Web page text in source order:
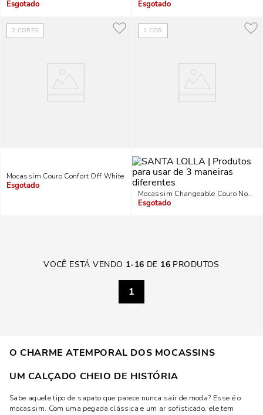
Indisponível Indisponível
2 CORES
Mocassim Couro Confort Off White
Indisponível
1 COR
Mocassim Changeable Couro Nobre
Indisponível
VOCÊ ESTÁ VENDO 1-16 DE 16 PRODUTOS
1
O CHARME ATEMPORAL DOS MOCASSINS
UM CALÇADO CHEIO DE HISTÓRIA
Sabe aquele tipo de sapato que parece nunca sair de moda? Esse é o
mocassim. Com uma pegada clássica e um ar sofisticado, ele tem